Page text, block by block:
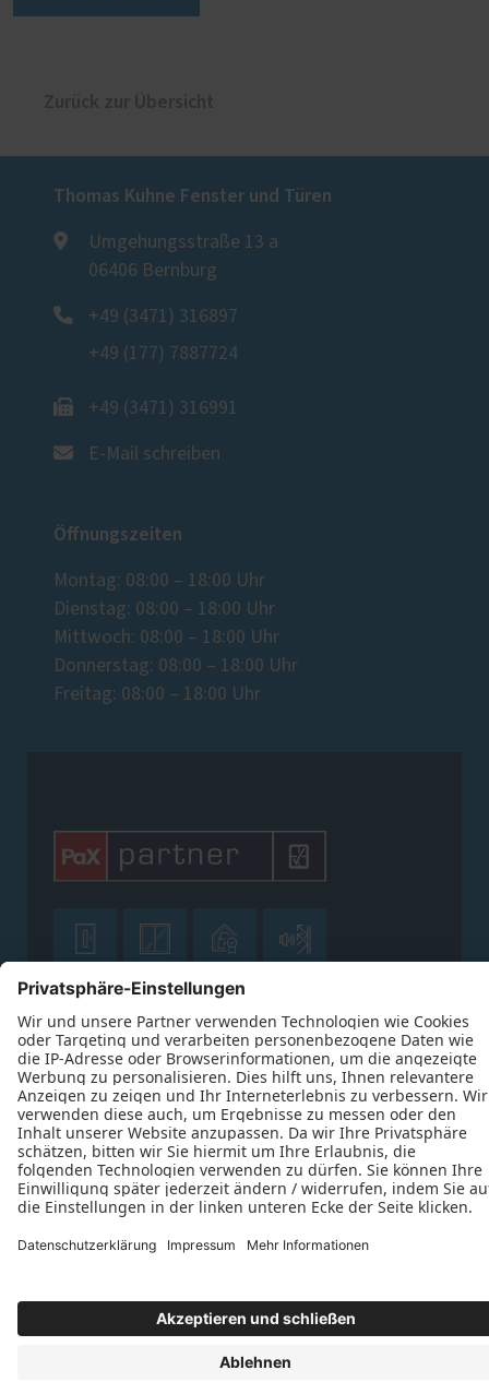
Thomas Kuhne Fenster und Türen
Umgehungsstraße 13 a
06406 Bernburg
+49 (3471) 316897
+49 (177) 7887724
+49 (3471) 316991
E-Mail schreiben
Öffnungszeiten
Montag: 08:00 – 18:00 Uhr
Dienstag: 08:00 – 18:00 Uhr
Mittwoch: 08:00 – 18:00 Uhr
Donnerstag: 08:00 – 18:00 Uhr
Freitag: 08:00 – 18:00 Uhr
   
 

Datenschutz Impressum
Kontakt
Thomas Kuhne Fenster und Türen © 2026